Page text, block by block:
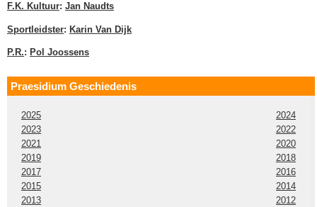
F.K. Kultuur: Jan Naudts
Sportleidster: Karin Van Dijk
P.R.: Pol Joossens
Praesidium Geschiedenis
2025
2024
2023
2022
2021
2020
2019
2018
2017
2016
2015
2014
2013
2012